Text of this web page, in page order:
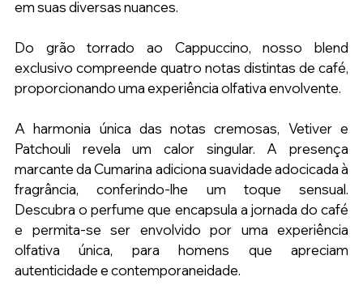
em suas diversas nuances.
Do grão torrado ao Cappuccino, nosso blend
exclusivo compreende quatro notas distintas de café,
proporcionando uma experiência olfativa envolvente.
A harmonia única das notas cremosas, Vetiver e
Patchouli revela um calor singular. A presença
marcante da Cumarina adiciona suavidade adocicada à
fragrância, conferindo-lhe um toque sensual.
Descubra o perfume que encapsula a jornada do café
e permita-se ser envolvido por uma experiência
olfativa única, para homens que apreciam
autenticidade e contemporaneidade.